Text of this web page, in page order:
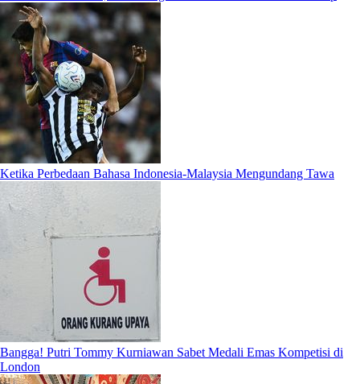
Ketika Perbedaan Bahasa Indonesia-Malaysia Mengundang Tawa
Bangga! Putri Tommy Kurniawan Sabet Medali Emas Kompetisi di
London